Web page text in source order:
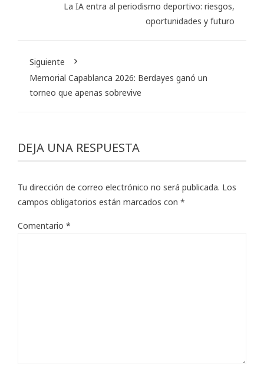
La IA entra al periodismo deportivo: riesgos,
oportunidades y futuro
Siguiente
Memorial Capablanca 2026: Berdayes ganó un
torneo que apenas sobrevive
DEJA UNA RESPUESTA
Tu dirección de correo electrónico no será publicada. Los
campos obligatorios están marcados con *
Comentario *